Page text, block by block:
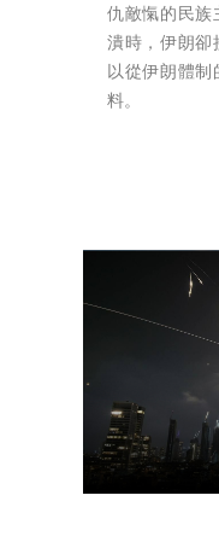
仇敵愾的民族
潰時，伊朗卻
以從伊朗體制
料。